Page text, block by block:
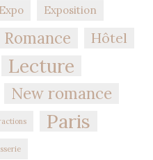
Expo Exposition
Hôtel
Lecture
New romance
Paris